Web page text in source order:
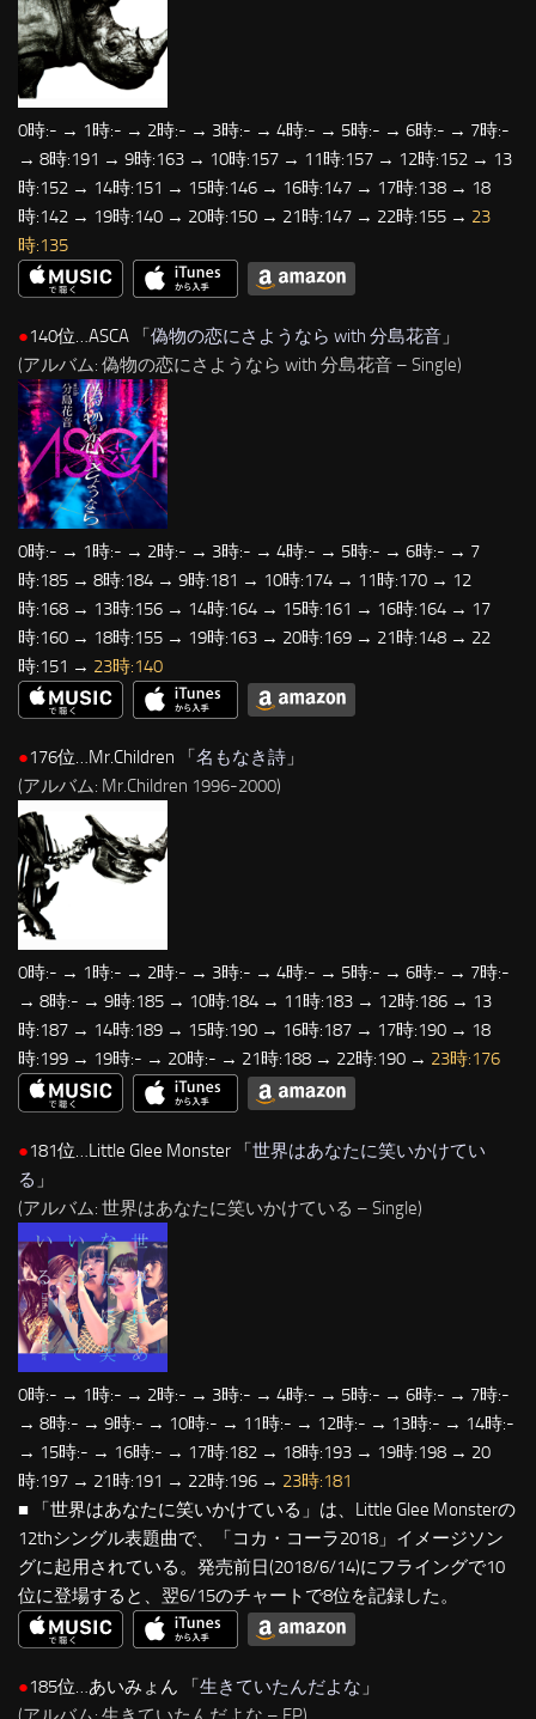
0時:- → 1時:- → 2時:- → 3時:- → 4時:- → 5時:- → 6時:- → 7時:-
→ 8時:191 → 9時:163 → 10時:157 → 11時:157 → 12時:152 → 13
時:152 → 14時:151 → 15時:146 → 16時:147 → 17時:138 → 18
時:142 → 19時:140 → 20時:150 → 21時:147 → 22時:155 → 23
時:135
●140位…ASCA 「偽物の恋にさようなら with 分島花音 」
(アルバム: 偽物の恋にさようなら with 分島花音 – Single)
0時:- → 1時:- → 2時:- → 3時:- → 4時:- → 5時:- → 6時:- → 7
時:185 → 8時:184 → 9時:181 → 10時:174 → 11時:170 → 12
時:168 → 13時:156 → 14時:164 → 15時:161 → 16時:164 → 17
時:160 → 18時:155 → 19時:163 → 20時:169 → 21時:148 → 22
時:151 → 23時:140
●176位…Mr.Children 「 名もなき詩 」
(アルバム: Mr.Children 1996-2000)
0時:- → 1時:- → 2時:- → 3時:- → 4時:- → 5時:- → 6時:- → 7時:-
→ 8時:- → 9時:185 → 10時:184 → 11時:183 → 12時:186 → 13
時:187 → 14時:189 → 15時:190 → 16時:187 → 17時:190 → 18
時:199 → 19時:- → 20時:- → 21時:188 → 22時:190 → 23時:176
●181位…Little Glee Monster 「世界はあなたに笑いかけてい
る 」
(アルバム: 世界はあなたに笑いかけている – Single)
0時:- → 1時:- → 2時:- → 3時:- → 4時:- → 5時:- → 6時:- → 7時:-
→ 8時:- → 9時:- → 10時:- → 11時:- → 12時:- → 13時:- → 14時:-
→ 15時:- → 16時:- → 17時:182 → 18時:193 → 19時:198 → 20
時:197 → 21時:191 → 22時:196 → 23時:181
■ 「世界はあなたに笑いかけている」は、Little Glee Monsterの
12thシングル表題曲で、「コカ・コーラ2018」イメージソン
グに起用されている。発売前日(2018/6/14)にフライングで10
位に登場すると、翌6/15のチャートで8位を記録した。
●185位…あいみょん 「生きていたんだよな 」